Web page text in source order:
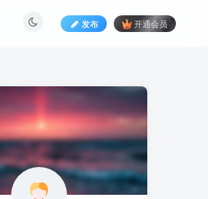
发布 开通会员